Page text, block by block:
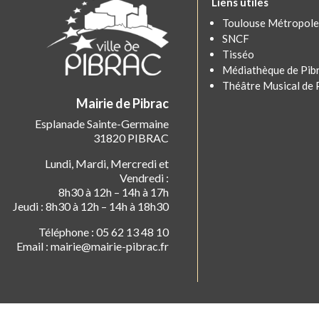
Mairie de Pibrac
Esplanade Sainte-Germaine
31820 PIBRAC
Lundi, Mardi, Mercredi et
Vendredi :
8h30 à 12h – 14h à 17h
Jeudi : 8h30 à 12h – 14h à 18h30
Téléphone : 05 62 13 48 10
Email : mairie@mairie-pibrac.fr
Toulouse Métropole
SNCF
Tisséo
Médiathèque de
Théâtre Musical de